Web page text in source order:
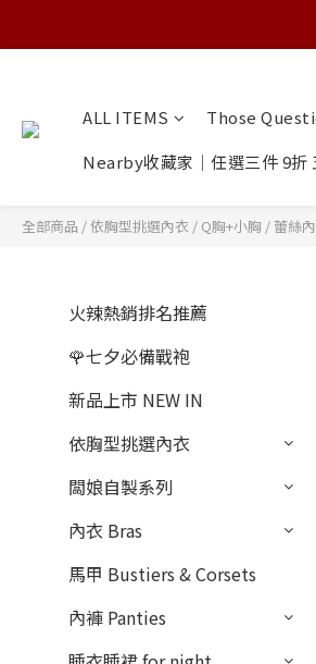
ALL ITEMS Those
Nearby收藏家｜任選三件 9折
全部商品 /依胸型挑選內衣 / Q胸+小胸 /蕾絲
火辣熱銷排名推薦
🌹七夕必備戰袍
新品上市 NEW IN
依胸型挑選內衣
闆娘自製系列
內衣 Bras
馬甲 Bustiers & Corsets
內褲 Panties